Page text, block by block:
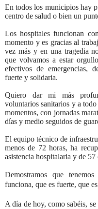
En todos los municipios hay
centro de salud o bien un
Los hospitales funcionan
momento y es gracias al
vez más y en una tragedia
que volvamos a estar
efectivos de emergencias,
fuerte y solidaria.
Quiero dar mi más
voluntarios sanitarios y a
momentos, con jornadas
días y medio seguidos de
El equipo técnico de
menos de 72 horas, ha
asistencia hospitalaria y de 57
Demostramos que
funciona, que es fuerte, que
A día de hoy, como sabéis,